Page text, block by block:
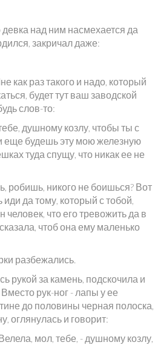
над ним насмехается да
закричал даже:
как раз такого и надо, который
будет тут ваш заводской
слов-то:
душному козлу, чтобы ты с
еще будешь эту мою железную
туда спущу, что никак ее не
робишь, никого не боишься? Вот
иди да тому, который с тобой,
что его тревожить да в
чтоб она ему маленько
разбежались.
рукой за камень, подскочила и
рук-ног - лапы у ее
до половины черная полоска,
оглянулась и говорит:
мол, тебе, - душному козлу,